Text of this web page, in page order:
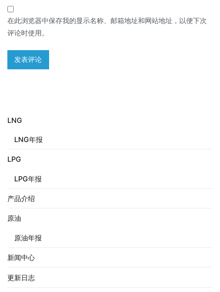
在此浏览器中保存我的显示名称、邮箱地址和网站地址，以便下次
评论时使用。
LNG
LNG年报
LPG
LPG年报
产品介绍
原油
原油年报
新闻中心
更新日志